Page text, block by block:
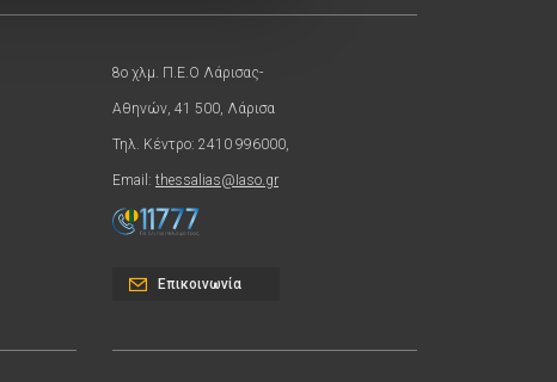
8ο χλμ. Π.Ε.Ο Λάρισας-
Αθηνών, 41 500, Λάρισα
Τηλ. Κέντρο: 2410 996000,
Email: thessalias@Iaso.gr
Επικοινωνία